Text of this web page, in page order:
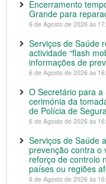
Encerramento
Grande para
6 de Agosto de 2026 às
Serviços de Saúde
actividade “flash
informações de
6 de Agosto de 2026 às
O Secretário para
cerimónia da
de Polícia de
6 de Agosto de 2026 às
Serviços de Saúde
prevenção contra o
reforço de controlo
países ou regiões
6 de Agosto de 2026 às